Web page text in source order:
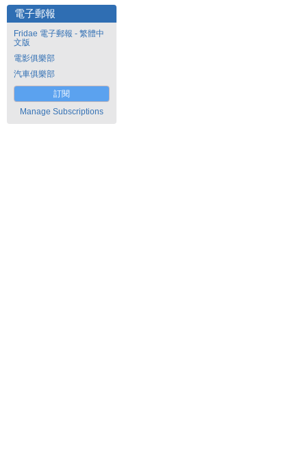
電子郵報
Fridae 電子郵報 - 繁體中
文版
電影俱樂部
汽車俱樂部
訂閱
Manage Subscriptions